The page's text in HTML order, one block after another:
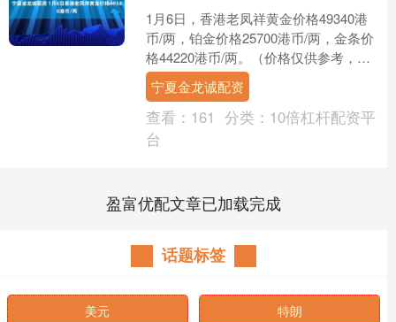
1月6日，香港老凤祥黄金价格49340港
币/两，铂金价格25700港币/两，金条价
格44220港币/两。（价格仅供参考，以
门店实际为准）同日上海黄金交易所现
货黄....
宁夏金龙诚配资
查看： 161 分类： 10倍杠杆配资平
台
盈富优配文章已加载完成
话题标签
美元 特朗